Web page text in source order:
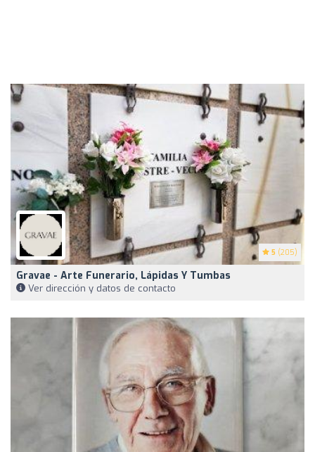
5 (205)
Gravae - Arte Funerario, Lápidas Y Tumbas
Ver dirección y datos de contacto